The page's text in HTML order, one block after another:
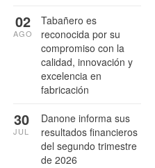
Tabañero es
reconocida por su
compromiso con la
calidad, innovación y
excelencia en
fabricación
02
AGO
Danone informa sus
resultados financieros
del segundo trimestre
de 2026
30
JUL